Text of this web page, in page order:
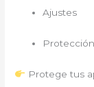
Ajustes
Protege tus